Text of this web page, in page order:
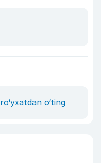
ro‘yxatdan o‘ting